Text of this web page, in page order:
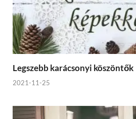
Legszebb karácsonyi köszöntők
2021-11-25